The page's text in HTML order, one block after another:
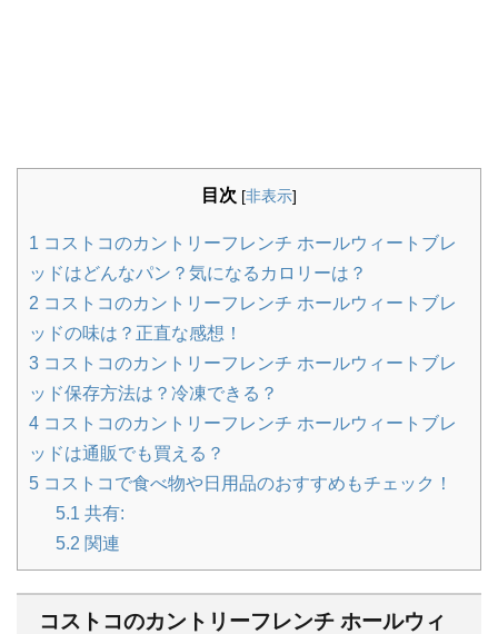
目次 [非表示]
1 コストコのカントリーフレンチ ホールウィートブレ
ッドはどんなパン？気になるカロリーは？
2 コストコのカントリーフレンチ ホールウィートブレ
ッドの味は？正直な感想！
3 コストコのカントリーフレンチ ホールウィートブレ
ッド保存方法は？冷凍できる？
4 コストコのカントリーフレンチ ホールウィートブレ
ッドは通販でも買える？
5 コストコで食べ物や日用品のおすすめもチェック！
5.1 共有:
5.2 関連
コストコのカントリーフレンチ ホールウィ